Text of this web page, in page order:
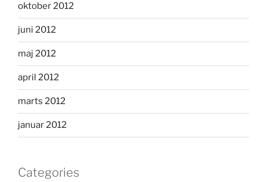
oktober 2012
juni 2012
maj 2012
april 2012
marts 2012
januar 2012
Categories